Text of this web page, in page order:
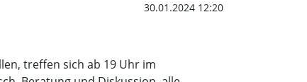
30.01.2024 12:20
treffen sich ab 19 Uhr im